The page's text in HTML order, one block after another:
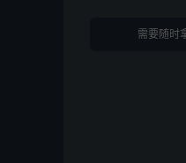
需要随时